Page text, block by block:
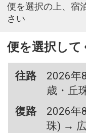
便を選択の上、宿
さい
便を選択して
往路
2026年
歳・丘
復路
2026年
珠) →